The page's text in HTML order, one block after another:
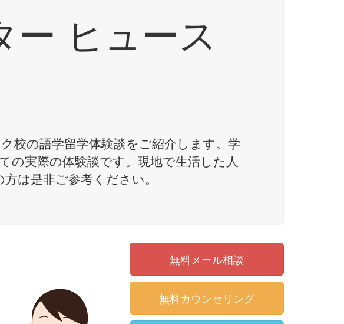
ー ヒュース
校の語学留学体験談をご紹介します。学
の実際の体験談です。現地で生活した人
は是非ご参考ください。
無料メール相談
無料カウンセリング